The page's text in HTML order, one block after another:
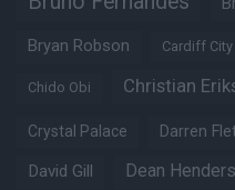
Bryan Robson Cardiff City
Chido Obi Christian
Crystal Palace Darren
David Gill Dean